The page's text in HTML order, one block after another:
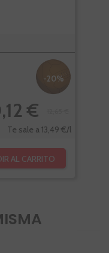
-20%
€
Te sale a 13,49 €/l
AL CARRITO